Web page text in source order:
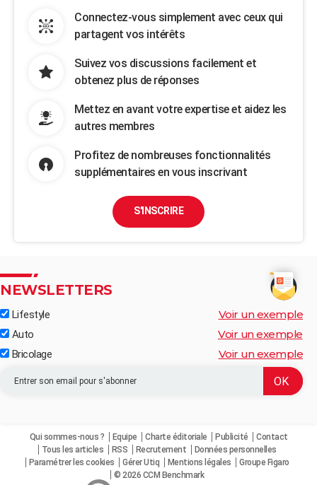
Connectez-vous simplement avec ceux qui
partagent vos intérêts
Suivez vos discussions facilement et
obtenez plus de réponses
Mettez en avant votre expertise et aidez les
autres membres
Profitez de nombreuses fonctionnalités
supplémentaires en vous inscrivant
S'INSCRIRE
NEWSLETTERS
Lifestyle Voir un exemple
Auto Voir un exemple
Bricolage Voir un exemple
Qui sommes-nous ? Equipe Charte éditoriale Publicité
Contact
Tous les articles
RSS Recrutement
Données personnelles
Paramétrer les cookies
Gérer Utiq Mentions légales
Groupe Figaro
© 2026 CCM Benchmark